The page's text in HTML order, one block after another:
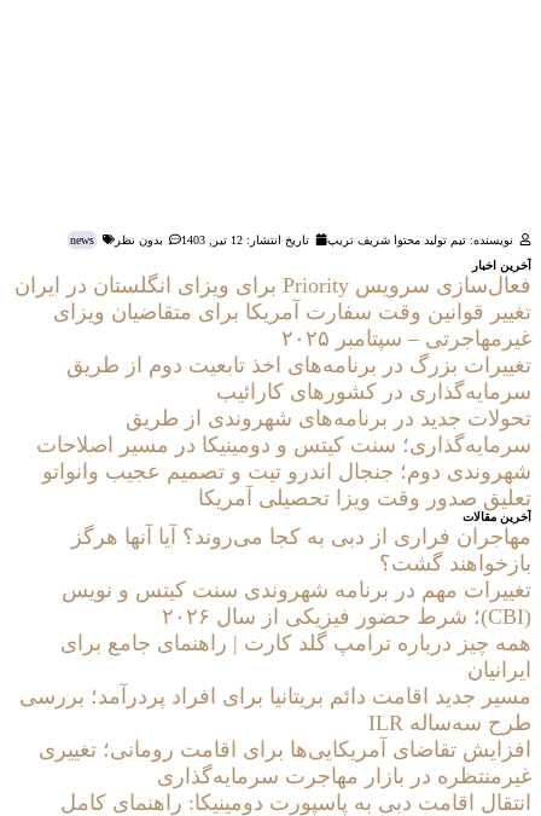
نویسنده: تیم تولید محتوا شریف تریپ تاریخ انتشار: 12 تیر, 1403 بدون نظر
news
آخرین اخبار
فعال‌سازی سرویس Priority برای ویزای انگلستان در ایران
تغییر قوانین وقت سفارت آمریکا برای متقاضیان ویزای
غیرمهاجرتی – سپتامبر ۲۰۲۵
تغییرات بزرگ در برنامه‌های اخذ تابعیت دوم از طریق
سرمایه‌گذاری در کشورهای کارائیب
تحولات جدید در برنامه‌های شهروندی از طریق
سرمایه‌گذاری؛ سنت کیتس و دومینیکا در مسیر اصلاحات
شهروندی دوم؛ جنجال اندرو تیت و تصمیم عجیب وانواتو
تعلیق صدور وقت ویزا تحصیلی آمریکا
آخرین مقالات
مهاجران فراری از دبی به کجا می‌روند؟ آیا آنها هرگز
بازخواهند گشت؟
تغییرات مهم در برنامه شهروندی سنت کیتس و نویس
(CBI)؛ شرط حضور فیزیکی از سال ۲۰۲۶
همه چیز درباره ترامپ گلد کارت | راهنمای جامع برای
ایرانیان
مسیر جدید اقامت دائم بریتانیا برای افراد پردرآمد؛ بررسی
طرح سه‌ساله ILR
افزایش تقاضای آمریکایی‌ها برای اقامت رومانی؛ تغییری
غیرمنتظره در بازار مهاجرت سرمایه‌گذاری
انتقال اقامت دبی به پاسپورت دومینیکا: راهنمای کامل